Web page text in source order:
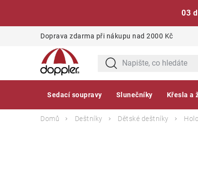
03
Doprava zdarma při nákupu nad 2000 Kč
Sedací soupravy Slunečníky Křesla a
Domů Deštníky Dětské deštníky